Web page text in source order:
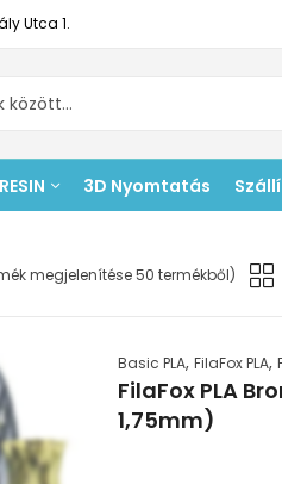
Utca 1.
RESIN 3D Nyomtatás
megjelenítése 50 termékből)
Basic PLA, FilaFox PLA,
FilaFox PLA
1,75mm)